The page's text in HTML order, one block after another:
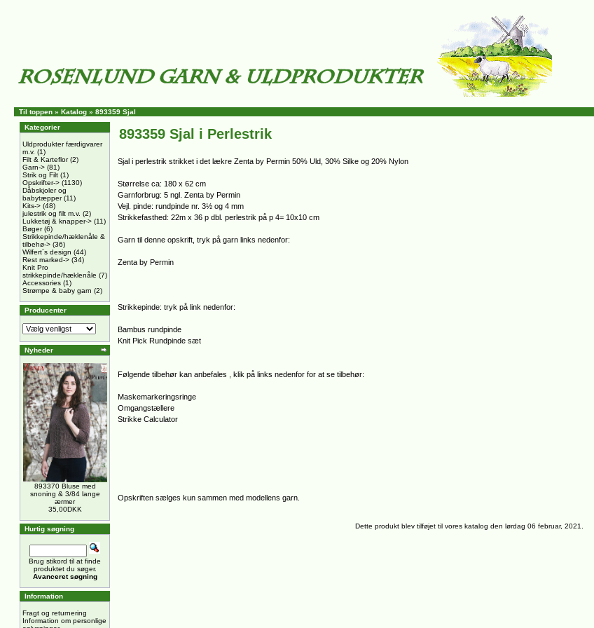
Til toppen » Katalog » 893359 Sjal
Kategorier
Uldprodukter færdigvarer
m.v. (1)
Filt & Karteflor(2)
Garn-> (81)
Strik og Filt (1)
Opskrifter-> (1130)
Dåbskjoler og
babytæpper(11)
Kits-> (48)
julestrik og filt m.v. (2)
Lukketøj & knapper-> (11)
Bøger(6)
Strikkepinde/hæklenåle &
tilbehø-> (36)
Wilfert´s design (44)
Rest marked-> (34)
Knit Pro
strikkepinde/hæklenåle (7)
Accessories (1)
Strømpe & baby garn (2)
Producenter
Nyheder
893370 Bluse med
snoning & 3/84 lange
ærmer
35,00DKK
Hurtig søgning
Brug stikord til at finde
produktet du søger.
Avanceret søgning
Information
Fragt og returnering
Information om personlige
893359 Sjal i Perlestrik
Sjal i perlestrik strikket i det lækre Zenta by Permin 50% Uld, 30% Silke og 20% Nylon
Størrelse ca: 180 x 62 cm
Garnforbrug: 5 ngl. Zenta by Permin
Vejl. pinde: rundpinde nr. 3½ og 4 mm
Strikkefasthed: 22m x 36 p dbl. perlestrik på p 4= 10x10 cm
Garn til denne opskrift, tryk på garn links nedenfor:
Zenta by Permin
Strikkepinde: tryk på link nedenfor:
Bambus rundpinde
Knit Pick Rundpinde sæt
Følgende tilbehør kan anbefales , klik på links nedenfor for at se tilbehør:
Maskemarkeringsringe
Omgangstællere
Strikke Calculator
Opskriften sælges kun sammen med modellens garn.
Dette produkt blev tilføjet til vores katalog den lørdag 06 februar, 2021.